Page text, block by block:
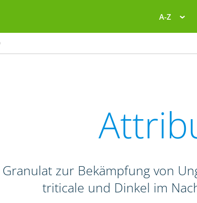
A-Z
zur Bekämpfung von
triticale und Dinkel im